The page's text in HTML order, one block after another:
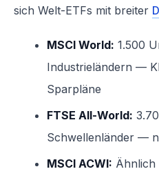
sich Welt-ETFs mit breiter
MSCI World: 1.500
Industrieländern —
Sparpläne
FTSE All-World:
Schwellenländer —
MSCI ACWI: Ähnlich